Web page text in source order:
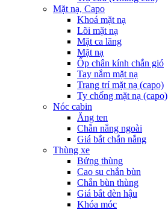
Mặt nạ, Capo
Khoá mặt nạ
Lõi mặt nạ
Mặt ca lăng
Mặt nạ
Ốp chân kính chắn gió
Tay nắm mặt nạ
Trang trí mặt nạ (capo)
Ty chống mặt nạ (capo)
Nóc cabin
Ăng ten
Chắn nắng ngoài
Giá bắt chắn nắng
Thùng xe
Bửng thùng
Cao su chắn bùn
Chắn bùn thùng
Giá bắt đèn hậu
Khóa móc